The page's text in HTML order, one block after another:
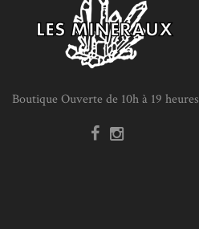
Boutique Ouverte de 10h à 19 heures